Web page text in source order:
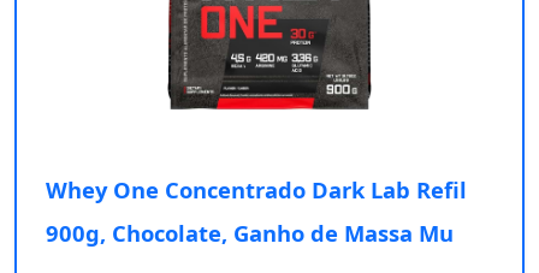
Whey One Concentrado Dark Lab Refil
900g, Chocolate, Ganho de Massa Mu